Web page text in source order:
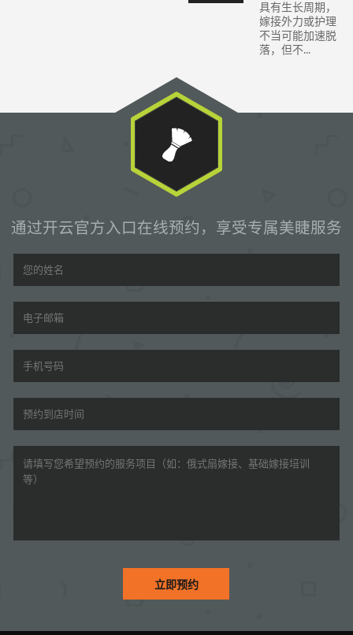
具有生长周期，
嫁接外力或护理
不当可能加速脱
落，但不...
通过开云官方入口在线预约，享受专属美睫服务